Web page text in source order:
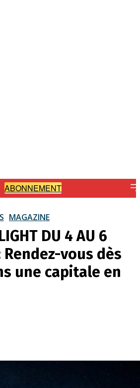
ABONNEMENT
MAGAZINE
DU 4 AU 6
: Rendez-vous dès
une capitale en